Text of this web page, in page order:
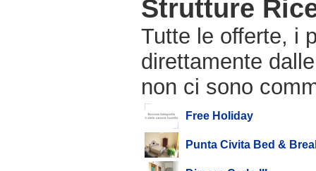
Strutture
Tutte le offerte, i
direttamente
non ci sono
Free Holiday
Punta Civita Bed &